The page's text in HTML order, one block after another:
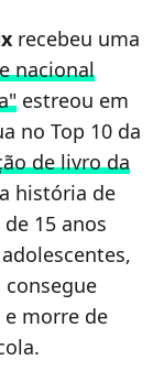
recebeu uma
nacional
estreou em
no Top 10 da
de livro da
história de
15 anos
morre de